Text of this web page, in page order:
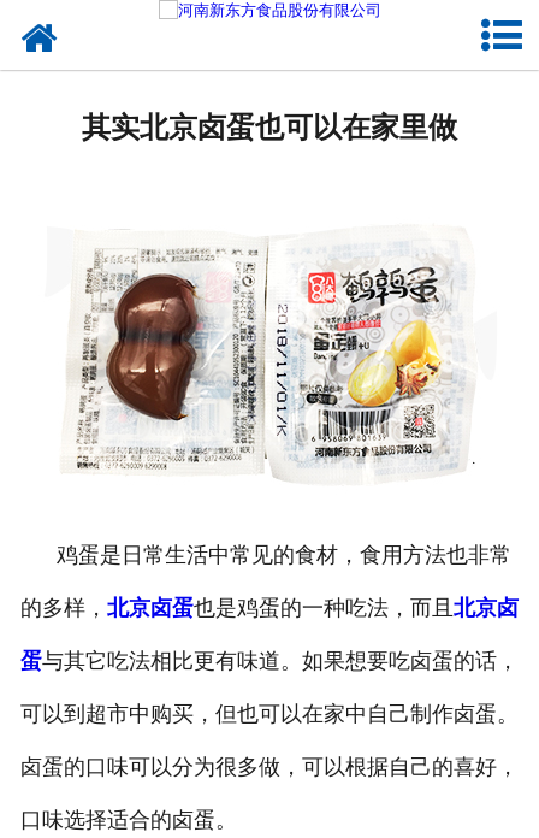
关于新东方
加入新东方
联系我们
其实北京卤蛋也可以在家里做
鸡蛋是日常生活中常见的食材，食用方法也非常
的多样， 北京卤蛋也是鸡蛋的一种吃法，而且 北京卤
蛋与其它吃法相比更有味道。如果想要吃卤蛋的话，
可以到超市中购买，但也可以在家中自己制作卤蛋。
卤蛋的口味可以分为很多做，可以根据自己的喜好，
口味选择适合的卤蛋。